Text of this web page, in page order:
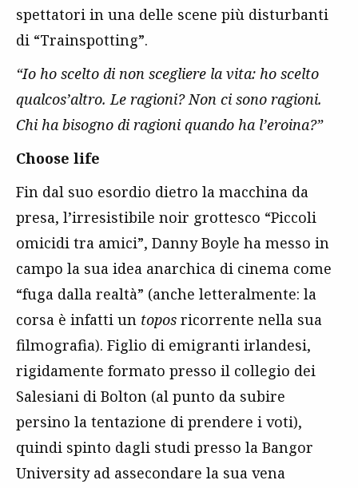
spettatori in una delle scene più disturbanti
di “Trainspotting”.
“Io ho scelto di non scegliere la vita: ho scelto
qualcos’altro. Le ragioni? Non ci sono ragioni.
Chi ha bisogno di ragioni quando ha l’eroina?”
Choose life
Fin dal suo esordio dietro la macchina da
presa, l’irresistibile noir grottesco “Piccoli
omicidi tra amici”, Danny Boyle ha messo in
campo la sua idea anarchica di cinema come
“fuga dalla realtà” (anche letteralmente: la
corsa è infatti un topos ricorrente nella sua
filmografia). Figlio di emigranti irlandesi,
rigidamente formato presso il collegio dei
Salesiani di Bolton (al punto da subire
persino la tentazione di prendere i voti),
quindi spinto dagli studi presso la Bangor
University ad assecondare la sua vena